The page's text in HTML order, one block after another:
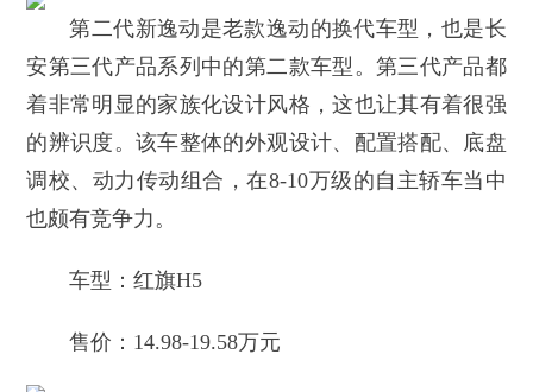
第二代新逸动是老款逸动的换代车型，也是长
安第三代产品系列中的第二款车型。第三代产品都
着非常明显的家族化设计风格，这也让其有着很强
的辨识度。该车整体的外观设计、配置搭配、底盘
调校、动力传动组合，在8-10万级的自主轿车当中
也颇有竞争力。
车型：红旗H5
售价：14.98-19.58万元